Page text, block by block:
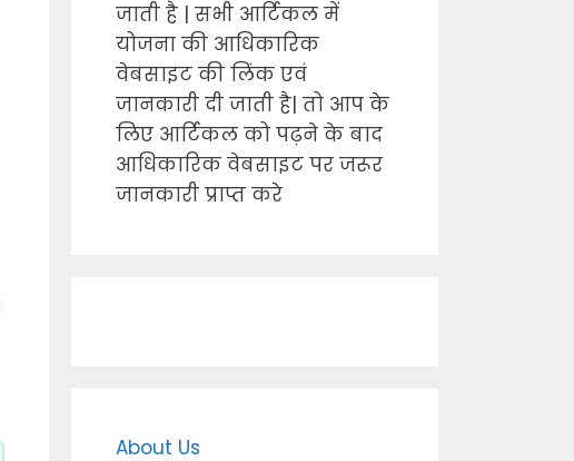
जाती है | सभी आर्टिकल में
योजना की आधिकारिक
वेबसाइट की लिंक एवं
जानकारी दी जाती है| तो आप के
लिए आर्टिकल को पढ़ने के बाद
आधिकारिक वेबसाइट पर जरूर
जानकारी प्राप्त करे
About Us